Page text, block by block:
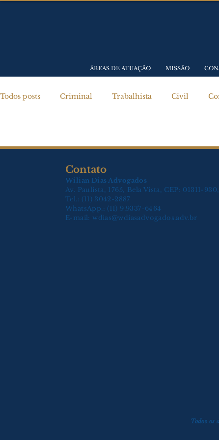
ÁREAS DE ATUAÇÃO MISSÃO
Todos posts Criminal Trabalhista Civil
Contato
Wilian Dias Advogados
Av. Paulista, 1765, Bela Vista, CEP: 01311-
Tel.: (11) 3042-2887
WhatsApp.: (11) 9.9337-6464
E-mail: wdias@wdiasadvogados.adv.br
Todos